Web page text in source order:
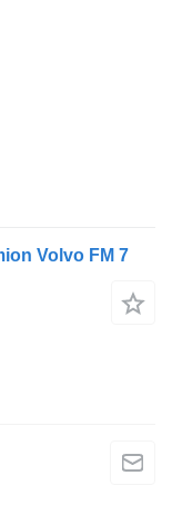
Volvo FM 7